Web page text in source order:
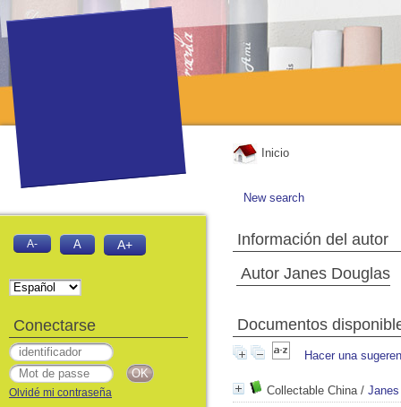
Inicio
New search
Información del autor
Autor Janes Douglas
Documentos
Hacer una
Collectable China/
A- A A+
Conectarse
Olvidé mi contraseña